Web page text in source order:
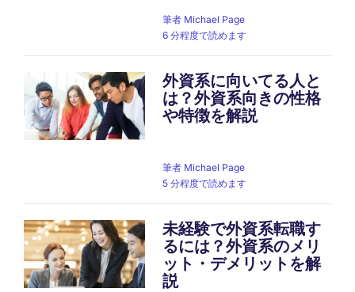
筆者 Michael Page
6 分程度で読めます
外資系に向いてる人と
は？外資系向きの性格
や特徴を解説
筆者 Michael Page
5 分程度で読めます
未経験で外資系転職す
るには？外資系のメリ
ット・デメリットを解
説